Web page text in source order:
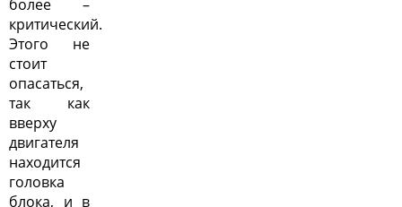
более –
критический.
Этого не
стоит
опасаться,
так как
вверху
двигателя
находится
головка
блока, и в